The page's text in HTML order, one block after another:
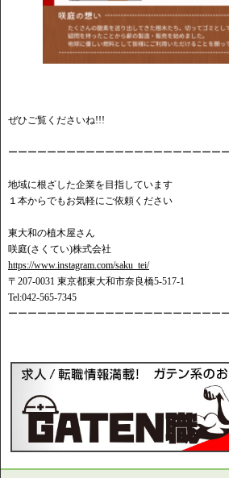
ぜひご覧くださいね!!!
ーーーーーーーーーーーーーーーーーーーーーー
地域に根ざした企業を目指しています
１本からでもお気軽にご依頼ください
東大和の植木屋さん
咲庭(さくてい)株式会社
https://www.instagram.com/saku_tei/
〒207-0031 東京都東大和市奈良橋5-517-1
Tel:042-565-7345
ーーーーーーーーーーーーーーーーーーーーーー